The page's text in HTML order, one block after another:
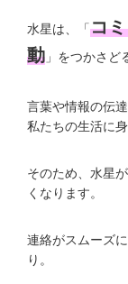
水星は、「コ
動 」をつかさど
言葉や情報の伝
私たちの生活に
そのため、水星
くなります。
連絡がスムーズ
り。